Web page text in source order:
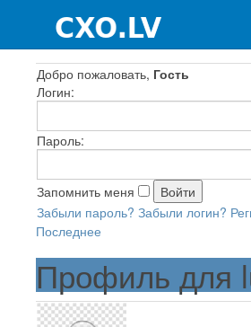
Добро пожаловать, Гость
Логин:
Пароль:
Запомнить меня
Забыли пароль? Забыли логин?
Последнее
Профиль для